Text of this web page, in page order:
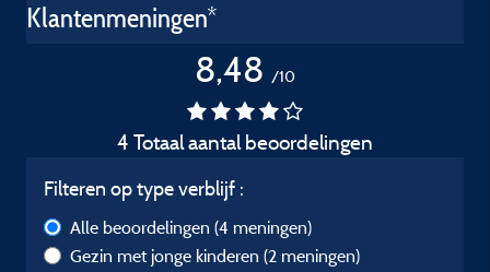
Klantenmeningen*
8,48 /10
4 Totaal aantal beoordelingen
Filteren op type verblijf :
Alle beoordelingen (4 meningen)
Gezin met jonge kinderen (2 meningen)